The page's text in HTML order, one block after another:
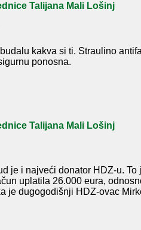
Talijana Mali Lošinj
kakva si ti. Straulino
ponosna.
Talijana Mali Lošinj
je i najveći donator HDZ-u. To
uplatila 26.000 eura,
je dugogodišnji HDZ-ovac